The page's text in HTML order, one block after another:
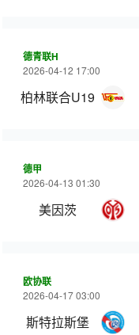
德青联H
2026-04-12 17:00
柏林联合U19
德甲
2026-04-13 01:30
美因茨
欧协联
2026-04-17 03:00
斯特拉斯堡